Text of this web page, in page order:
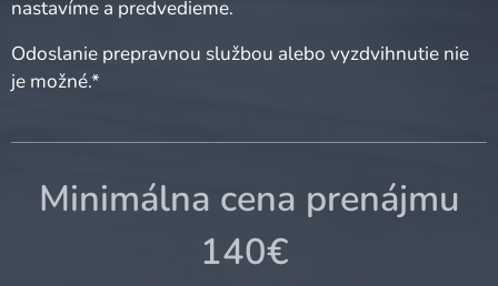
nastavíme a predvedieme.
Odoslanie prepravnou službou alebo vyzdvihnutie nie
je možné.*
Minimálna cena prenájmu
140€